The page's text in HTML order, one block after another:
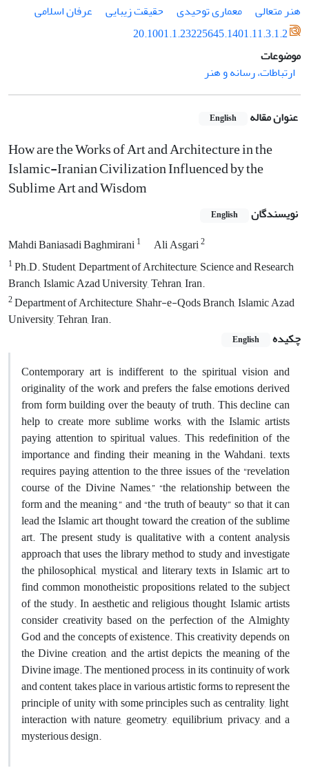
هنر متعالی
معماری توحیدی حقیقت زیبایی
عرفان اسلامی
20.1001.1.23225645.1401.11.3.1.2
موضوعات
ارتباطات، رسانه و هنر
عنوان مقاله English
How are the Works of Art and Architecture in the
Islamic-Iranian Civilization Influenced by the
Sublime Art and Wisdom
نویسندگان English
Mahdi Baniasadi Baghmirani1 Ali Asgari2
1Ph.D. Student, Department of Architecture, Science and Research
Branch, Islamic Azad University, Tehran, Iran.
2Department of Architecture, Shahr-e-Qods Branch, Islamic Azad
University, Tehran, Iran.
چکیده
English
Contemporary art is indifferent to the spiritual vision and
originality of the work and prefers the false emotions derived
from form building over the beauty of truth. This decline can
help to create more sublime works, with the Islamic artists
paying attention to spiritual values. This redefinition of the
importance and finding their meaning in the Wahdani. texts
requires paying attention to the three issues of the “revelation
course of the Divine Names,” “the relationship between the
form and the meaning,” and “the truth of beauty” so that it can
lead the Islamic art thought toward the creation of the sublime
art. The present study is qualitative with a content analysis
approach that uses the library method to study and investigate
the philosophical, mystical, and literary texts in Islamic art to
find common monotheistic propositions related to the subject
of the study. In aesthetic and religious thought, Islamic artists
consider creativity based on the perfection of the Almighty
God and the concepts of existence. This creativity depends on
the Divine creation, and the artist depicts the meaning of the
Divine image. The mentioned process, in its continuity of work
and content, takes place in various artistic forms to represent the
principle of unity with some principles such as centrality, light,
interaction with nature, geometry, equilibrium, privacy, and a
mysterious design.